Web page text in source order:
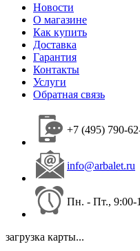
Новости
О магазине
Как купить
Доставка
Гарантия
Контакты
Услуги
Обратная связь
+7 (495) 790-
info@arbalet.ru
Пн. - Пт., 9:00-
загрузка карты...